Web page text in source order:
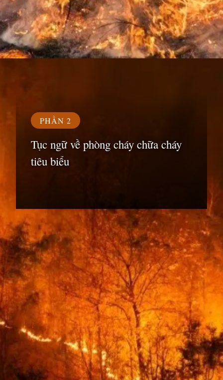
PHẦN 2
Tục ngữ về phòng cháy chữa cháy
tiêu biểu